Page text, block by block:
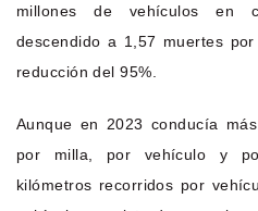
millones de vehículos en
descendido a 1,57 muertes
reducción del 95%.
Aunque en 2023 conducía
por milla, por vehículo y
kilómetros recorridos por